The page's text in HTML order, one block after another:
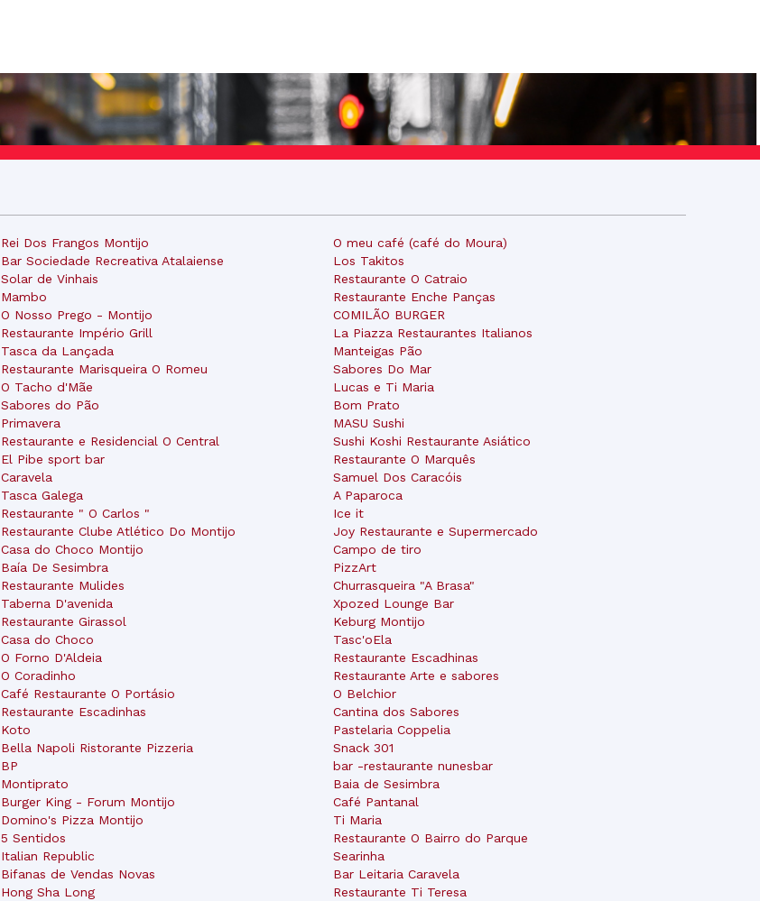
Rei Dos Frangos Montijo
Bar Sociedade Recreativa Atalaiense
Solar de Vinhais
Mambo
O Nosso Prego - Montijo
Restaurante Império Grill
Tasca da Lançada
Restaurante Marisqueira O Romeu
O Tacho d'Mãe
Sabores do Pão
Primavera
Restaurante e Residencial O Central
El Pibe sport bar
Caravela
Tasca Galega
Restaurante " O Carlos "
Restaurante Clube Atlético Do Montijo
Casa do Choco Montijo
Baía De Sesimbra
Restaurante Mulides
Taberna D'avenida
Restaurante Girassol
Casa do Choco
O Forno D'Aldeia
O Coradinho
Café Restaurante O Portásio
Restaurante Escadinhas
Koto
Bella Napoli Ristorante Pizzeria
BP
Montiprato
Burger King - Forum Montijo
Domino's Pizza Montijo
5 Sentidos
Italian Republic
Bifanas de Vendas Novas
Hong Sha Long
O meu café (café do Moura)
Los Takitos
Restaurante O Catraio
Restaurante Enche Panças
COMILÃO BURGER
La Piazza Restaurantes Italianos
Manteigas Pão
Sabores Do Mar
Lucas e Ti Maria
Bom Prato
MASU Sushi
Sushi Koshi Restaurante Asiático
Restaurante O Marquês
Samuel Dos Caracóis
A Paparoca
Ice it
Joy Restaurante e Supermercado
Campo de tiro
PizzArt
Churrasqueira "A Brasa"
Xpozed Lounge Bar
Keburg Montijo
Tasc'oEla
Restaurante Escadhinas
Restaurante Arte e sabores
O Belchior
Cantina dos Sabores
Pastelaria Coppelia
Snack 301
bar -restaurante nunesbar
Baia de Sesimbra
Café Pantanal
Ti Maria
Restaurante O Bairro do Parque
Searinha
Bar Leitaria Caravela
Restaurante Ti Teresa